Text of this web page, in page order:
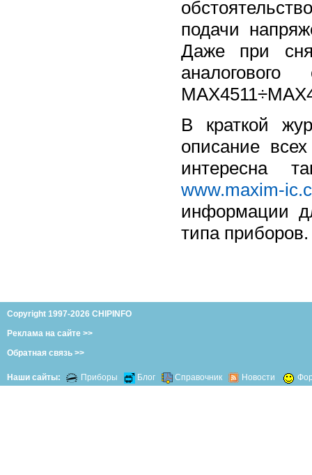
подачи
Даже при
В краткой
описание
интересна
www.maxim-
информации
типа приборов.
Copyright 1997-2026 CHIPINFO
Реклама на сайте >>
Обратная связь >>
Наши сайты: Приборы Блог Справочник Новости